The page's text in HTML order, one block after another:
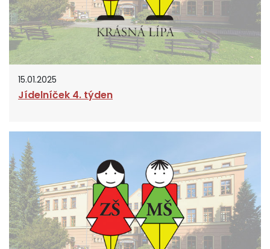
15.01.2025
Jídelníček 4. týden